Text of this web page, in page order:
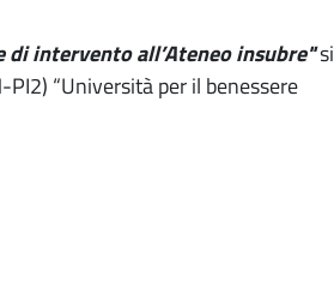
di intervento all’Ateneo insubre"si
“Università per il benessere